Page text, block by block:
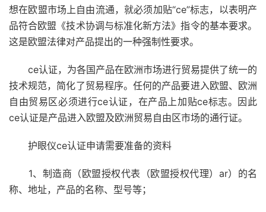
想在欧盟市场上自由流通，就必须加贴“ce”标志，以表明产
品符合欧盟《技术协调与标准化新方法》指令的基本要求。
这是欧盟法律对产品提出的一种强制性要求。
ce认证，为各国产品在欧洲市场进行贸易提供了统一的
技术规范，简化了贸易程序。任何的产品要进入欧盟、欧洲
自由贸易区必须进行ce认证，在产品上加贴ce标志。因此
ce认证是产品进入欧盟及欧洲贸易自由区市场的通行证。
护眼仪ce认证申请需要准备的资料
1、制造商（欧盟授权代表（欧盟授权代理）ar）的名
称、地址，产品的名称、型号等；